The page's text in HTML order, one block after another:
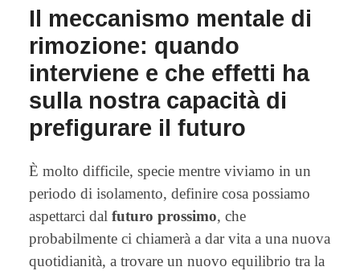
Il meccanismo mentale di
rimozione: quando
interviene e che effetti ha
sulla nostra capacità di
prefigurare il futuro
È molto difficile, specie mentre viviamo in un
periodo di isolamento, definire cosa possiamo
aspettarci dal futuro prossimo, che
probabilmente ci chiamerà a dar vita a una nuova
quotidianità, a trovare un nuovo equilibrio tra la